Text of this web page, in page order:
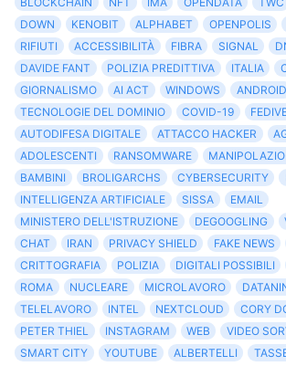
DOWN
KENOBIT ALPHABET OPENPOLIS
RIFIUTI
ACCESSIBILITÀ FIBRA SIGNAL
DAVIDE FANT
POLIZIA PREDITTIVA ITALIA
GIORNALISMO
AI ACT WINDOWS
ANDROID
TECNOLOGIE DEL DOMINIO
COVID-19
AUTODIFESA DIGITALE
ATTACCO HACKER
ADOLESCENTI
RANSOMWARE
BAMBINI
BROLIGARCHS CYBERSECURITY
INTELLIGENZA ARTIFICIALE
SISSA
EMAIL
MINISTERO DELL'ISTRUZIONE
DEGOOGLING
CHAT
IRAN PRIVACY SHIELD FAKE NEWS
CRITTOGRAFIA
POLIZIA DIGITALI POSSIBILI
ROMA
NUCLEARE MICROLAVORO
TELELAVORO
INTEL NEXTCLOUD
CORY
PETER THIEL
INSTAGRAM WEB VIDEO
SMART CITY
YOUTUBE ALBERTELLI